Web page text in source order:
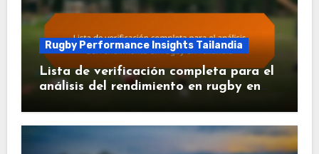
Rugby Performance Insights Tailandia
Lista de verificación completa para el
análisis del rendimiento en rugby en